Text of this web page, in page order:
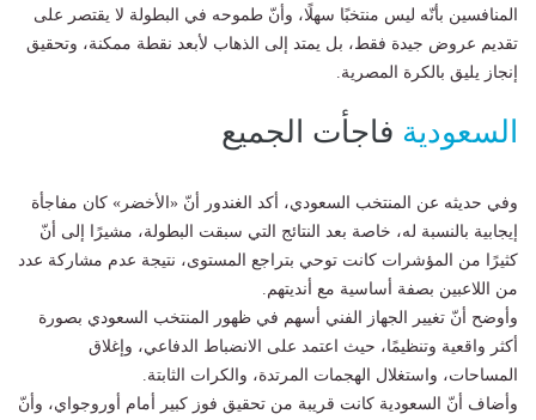
المنافسين بأنّه ليس منتخبًا سهلًا، وأنّ طموحه في البطولة لا يقتصر على
تقديم عروض جيدة فقط، بل يمتد إلى الذهاب لأبعد نقطة ممكنة، وتحقيق
إنجاز يليق بالكرة المصرية.
السعودية فاجأت الجميع
وفي حديثه عن المنتخب السعودي، أكد الغندور أنّ «الأخضر» كان مفاجأة
إيجابية بالنسبة له، خاصة بعد النتائج التي سبقت البطولة، مشيرًا إلى أنّ
كثيرًا من المؤشرات كانت توحي بتراجع المستوى، نتيجة عدم مشاركة عدد
من اللاعبين بصفة أساسية مع أنديتهم.
وأوضح أنّ تغيير الجهاز الفني أسهم في ظهور المنتخب السعودي بصورة
أكثر واقعية وتنظيمًا، حيث اعتمد على الانضباط الدفاعي، وإغلاق
المساحات، واستغلال الهجمات المرتدة، والكرات الثابتة.
وأضاف أنّ السعودية كانت قريبة من تحقيق فوز كبير أمام أوروجواي، وأنّ